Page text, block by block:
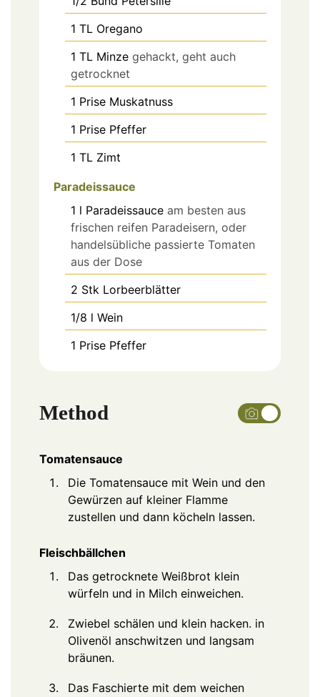
1 TL Oregano
1 TL Minze gehackt, geht auch
getrocknet
1 Prise Muskatnuss
1 Prise Pfeffer
1 TL Zimt
Paradeissauce
1 l Paradeissauce am besten aus
frischen reifen Paradeisern, oder
handelsübliche passierte Tomaten
aus der Dose
2 Stk Lorbeerblätter
1/8 l Wein
1 Prise Pfeffer
Method
Tomatensauce
Die Tomatensauce mit Wein und den
Gewürzen auf kleiner Flamme
zustellen und dann köcheln lassen.
Fleischbällchen
Das getrocknete Weißbrot klein
würfeln und in Milch einweichen.
Zwiebel schälen und klein hacken. in
Olivenöl anschwitzen und langsam
bräunen.
Das Faschierte mit dem weichen